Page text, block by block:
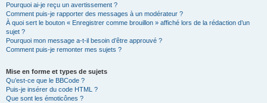
Pourquoi ai-je reçu un avertissement ?
Comment puis-je rapporter des messages à un modérateur ?
À quoi sert le bouton « Enregistrer comme brouillon » affiché lors de la rédaction d’un
sujet ?
Pourquoi mon message a-t-il besoin d’être approuvé ?
Comment puis-je remonter mes sujets ?
Mise en forme et types de sujets
Qu’est-ce que le BBCode ?
Puis-je insérer du code HTML ?
Que sont les émoticônes ?